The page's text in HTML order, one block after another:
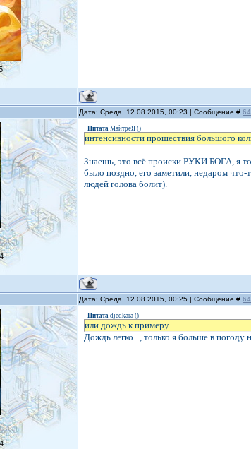
Дата: Среда, 12.08.2015, 00:23 | Сообщение #
Цитата МайтреЯ ()
интенсивности прошествия большого
Знаешь, это всё происки РУКИ БОГА, я
было поздно, его заметили, недаром
людей голова болит).
Дата: Среда, 12.08.2015, 00:25 | Сообщение #
Цитата djedkara ()
или дождь к примеру
Дождь легко..., только я больше в погоду